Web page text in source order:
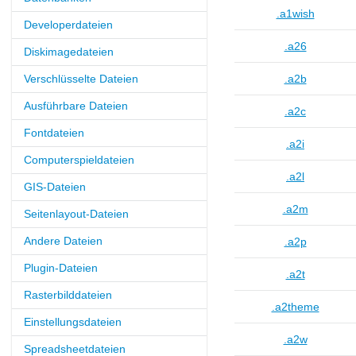
Developerdateien
Diskimagedateien
Verschlüsselte Dateien
Ausführbare Dateien
Fontdateien
Computerspieldateien
GIS-Dateien
Seitenlayout-Dateien
Andere Dateien
Plugin-Dateien
Rasterbilddateien
Einstellungsdateien
Spreadsheetdateien
.a1wish
.a26
.a2b
.a2c
.a2i
.a2l
.a2m
.a2p
.a2t
.a2theme
.a2w